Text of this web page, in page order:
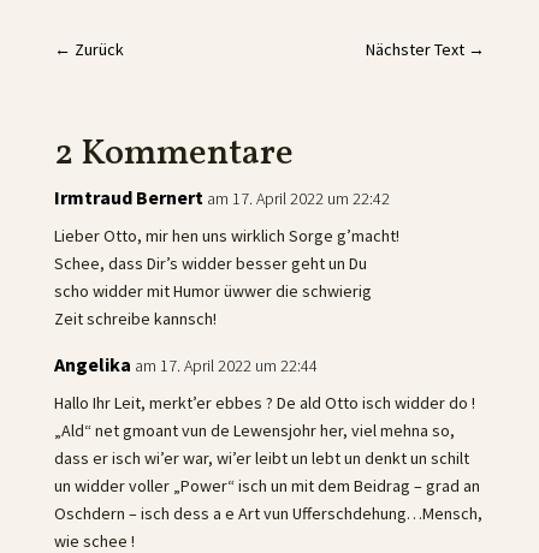
← Zurück Nächster Text →
2 Kommentare
Irmtraud Bernert am 17. April 2022 um 22:42
Lieber Otto, mir hen uns wirklich Sorge g’macht!
Schee, dass Dir’s widder besser geht un Du
scho widder mit Humor üwwer die schwierig
Zeit schreibe kannsch!
Angelika am 17. April 2022 um 22:44
Hallo Ihr Leit, merkt’er ebbes ? De ald Otto isch widder do !
„Ald“ net gmoant vun de Lewensjohr her, viel mehna so,
dass er isch wi’er war, wi’er leibt un lebt un denkt un schilt
un widder voller „Power“ isch un mit dem Beidrag – grad an
Oschdern – isch dess a e Art vun Ufferschdehung…Mensch,
wie schee !